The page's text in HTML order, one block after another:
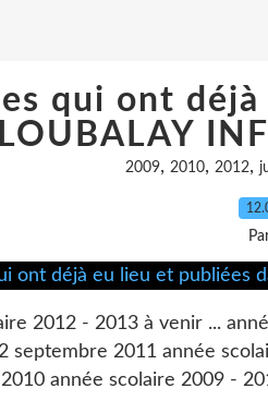
qui ont
2009, 2010, 2012,
2012 - 2013 à venir ...
septembre 2011 année
année scolaire 2009 -